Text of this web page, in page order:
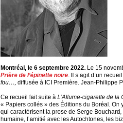
Montréal, le 6 septembre 2022. Le 15
Prière de l’épinette noire . Il s’agit d’un
fou…, diffusée à ICI Première. Jean-Philippe
Ce recueil fait suite à L’Allume-cigarette de la
« Papiers collés » des Éditions du Boréal On
qui caractérisent la prose de Serge
humaine, l’amitié avec les Autochtones, les